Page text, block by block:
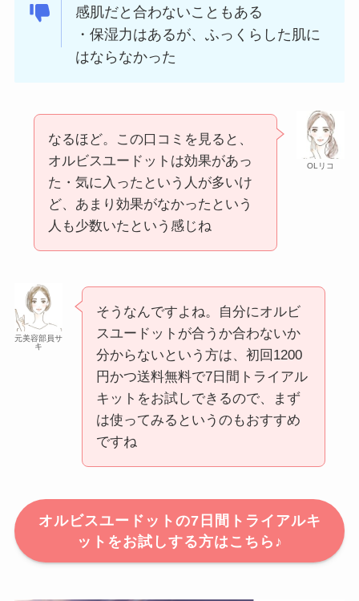
感肌だと合わないこともある
・保湿力はあるが、ふっくらした肌に
はならなかった
OLリコ
なるほど。この口コミを見ると、
オルビスユードットは効果があっ
た・気に入ったという人が多いけ
ど、あまり効果がなかったという
人も少数いたという感じね
元美容部員サ
キ
そうなんですよね。自分にオルビ
スユードットが合うか合わないか
分からないという方は、初回1200
円かつ送料無料で7日間トライアル
キットをお試しできるので、まず
は使ってみるというのもおすすめ
ですね
オルビスユードットの7日間トライアルキ
ットをお試しする方はこちら♪